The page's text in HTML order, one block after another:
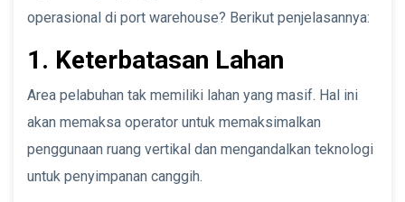
operasional di port warehouse? Berikut penjelasannya:
1. Keterbatasan Lahan
Area pelabuhan tak memiliki lahan yang masif. Hal ini
akan memaksa operator untuk memaksimalkan
penggunaan ruang vertikal dan mengandalkan teknologi
untuk penyimpanan canggih.